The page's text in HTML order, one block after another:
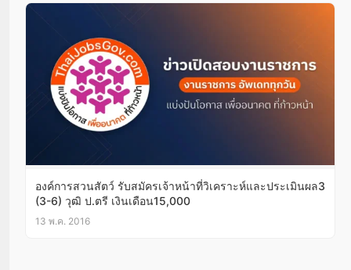
องค์การสวนสัตว์ รับสมัครเจ้าหน้าที่วิเคราะห์และประเมินผล3
(3-6) วุฒิ ป.ตรี เงินเดือน15,000
13 พ.ค. 2016